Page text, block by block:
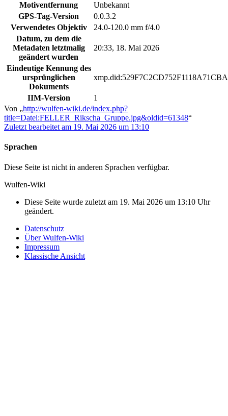
Motiventfernung
Unbekannt
GPS-Tag-Version
0.0.3.2
Verwendetes Objektiv
24.0-120.0 mm f/4.0
Datum, zu dem die
Metadaten letztmalig
geändert wurden
20:33, 18. Mai 2026
Eindeutige Kennung des
ursprünglichen
Dokuments
IIM-Version
1
Von „http://wulfen-wiki.de/index.php?
title=Datei:FELLER_Rikscha_Gruppe.jpg&oldid=61348“
Zuletzt bearbeitet am 19. Mai 2026 um 13:10
Sprachen
Diese Seite ist nicht in anderen Sprachen verfügbar.
Wulfen-Wiki
Diese Seite wurde zuletzt am 19. Mai 2026 um 13:10 Uhr
geändert.
Datenschutz
Über Wulfen-Wiki
Impressum
Klassische Ansicht